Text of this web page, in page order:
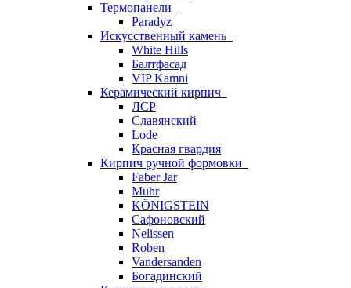
Термопанели
Paradyz
Искусственный камень
White Hills
Балтфасад
VIP Kamni
Керамический кирпич
ЛСР
Славянский
Lode
Красная гвардия
Кирпич ручной формовки
Faber Jar
Muhr
KÖNIGSTEIN
Сафоновский
Nelissen
Roben
Vandersanden
Богадинский